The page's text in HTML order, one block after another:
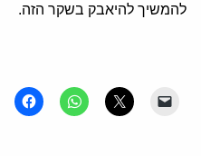
להמשיך להיאבק בשקר הזה.